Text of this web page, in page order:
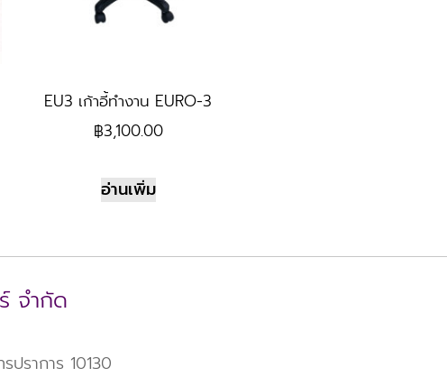
EU3 เก้าอี้ทำงาน EURO-3
฿3,100.00
อ่านเพิ่ม
จำกัด
ปราการ 10130